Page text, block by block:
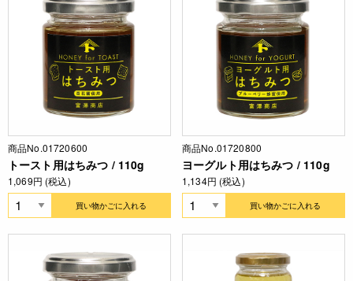
商品No.01720600
トースト用はちみつ / 110g
1,069円 (税込)
買い物かごに入れる
商品No.01720800
ヨーグルト用はちみつ / 110g
1,134円 (税込)
買い物かごに入れる